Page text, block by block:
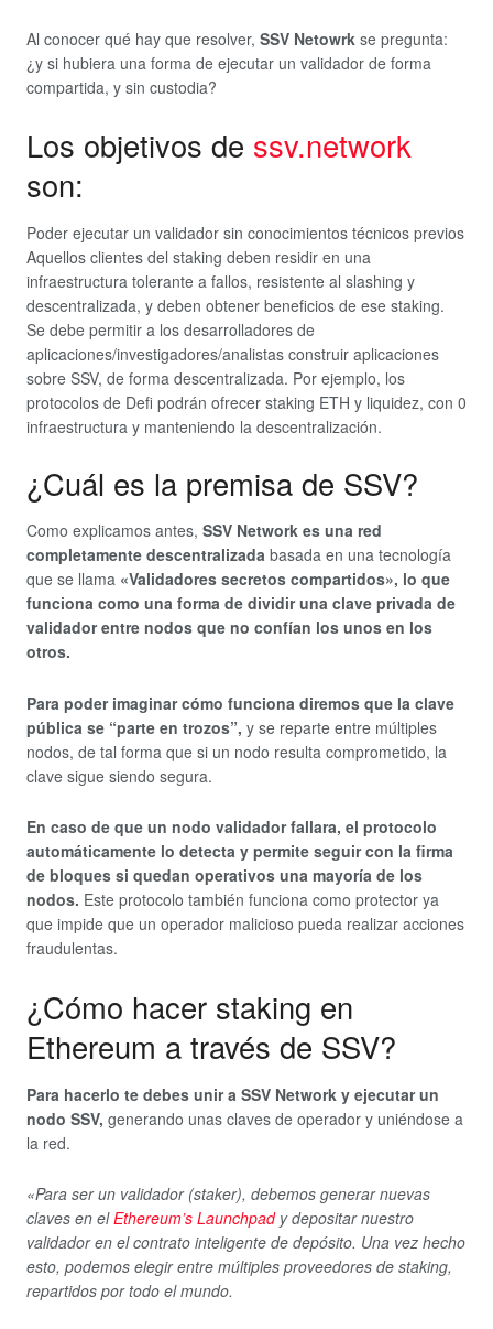
Al conocer qué hay que resolver, SSV Netowrk se pregunta:
¿y si hubiera una forma de ejecutar un validador de forma
compartida, y sin custodia?
Los objetivos de ssv.network
son:
Poder ejecutar un validador sin conocimientos técnicos previos
Aquellos clientes del staking deben residir en una
infraestructura tolerante a fallos, resistente al slashing y
descentralizada, y deben obtener beneficios de ese staking.
Se debe permitir a los desarrolladores de
aplicaciones/investigadores/analistas construir aplicaciones
sobre SSV, de forma descentralizada. Por ejemplo, los
protocolos de Defi podrán ofrecer staking ETH y liquidez, con 0
infraestructura y manteniendo la descentralización.
¿Cuál es la premisa de SSV?
Como explicamos antes, SSV Network es una red
completamente descentralizada basada en una tecnología
que se llama «Validadores secretos compartidos», lo que
funciona como una forma de dividir una clave privada de
validador entre nodos que no confían los unos en los
otros.
Para poder imaginar cómo funciona diremos que la clave
pública se “parte en trozos”, y se reparte entre múltiples
nodos, de tal forma que si un nodo resulta comprometido, la
clave sigue siendo segura.
En caso de que un nodo validador fallara, el protocolo
automáticamente lo detecta y permite seguir con la firma
de bloques si quedan operativos una mayoría de los
nodos. Este protocolo también funciona como protector ya
que impide que un operador malicioso pueda realizar acciones
fraudulentas.
¿Cómo hacer staking en
Ethereum a través de SSV?
Para hacerlo te debes unir a SSV Network y ejecutar un
nodo SSV, generando unas claves de operador y uniéndose a
la red.
«Para ser un validador (staker), debemos generar nuevas
claves en elEthereum’s Launchpady depositar nuestro
validador en el contrato inteligente de depósito. Una vez hecho
esto, podemos elegir entre múltiples proveedores de staking,
repartidos por todo el mundo.